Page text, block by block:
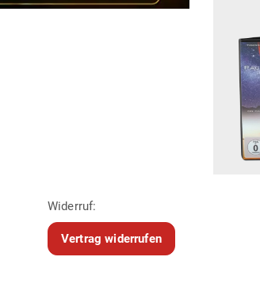
Widerruf:
Vertrag widerrufen